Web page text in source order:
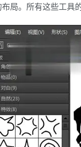
局。所有这些工具